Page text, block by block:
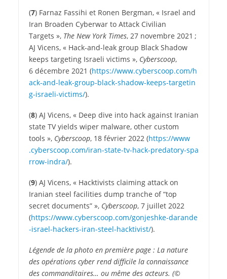
(7) Farnaz Fassihi et Ronen Bergman, « Israel and
Iran Broaden Cyberwar to Attack Civilian
Targets », The New York Times, 27 novembre 2021 ;
AJ Vicens, « Hack-and-leak group Black Shadow
keeps targeting Israeli victims », Cyberscoop,
6 décembre 2021 (https://​www​.cyberscoop​.com/​h​
a​c​k​-​a​n​d​-​l​e​a​k​-​g​r​o​u​p​-​b​l​a​c​k​-​s​h​a​d​o​w​-​k​e​e​p​s​-​t​a​r​g​e​t​i​n​
g​-​i​s​r​a​e​l​i​-​v​i​c​t​i​ms/).
(8) AJ Vicens, « Deep dive into hack against Iranian
state TV yields wiper malware, other custom
tools », Cyberscoop, 18 février 2022 (https://​www​
.cyberscoop​.com/​i​r​a​n​-​s​t​a​t​e​-​t​v​-​h​a​c​k​-​p​r​e​d​a​t​o​r​y​-​s​p​a​
r​r​o​w​-​i​n​d​ra/).
(9) AJ Vicens, « Hacktivists claiming attack on
Iranian steel facilities dump tranche of “top
secret documents” », Cyberscoop, 7 juillet 2022
(https://​www​.cyberscoop​.com/​g​o​n​j​e​s​h​k​e​-​d​a​r​a​n​d​e​
-​i​s​r​a​e​l​-​h​a​c​k​e​r​s​-​i​r​a​n​-​s​t​e​e​l​-​h​a​c​k​t​i​v​i​st/).
Légende de la photo en première page : La nature
des opérations cyber rend difficile la connaissance
des commanditaires… ou même des acteurs. (©